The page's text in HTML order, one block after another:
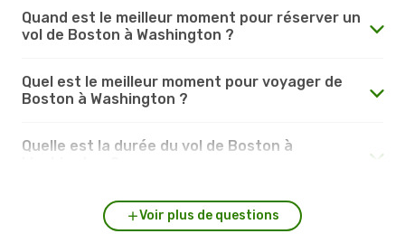
Quand est le meilleur moment pour réserver un
vol de Boston à Washington ?
Quel est le meilleur moment pour voyager de
Boston à Washington ?
Quelle est la durée du vol de Boston à
Voir plus de questions